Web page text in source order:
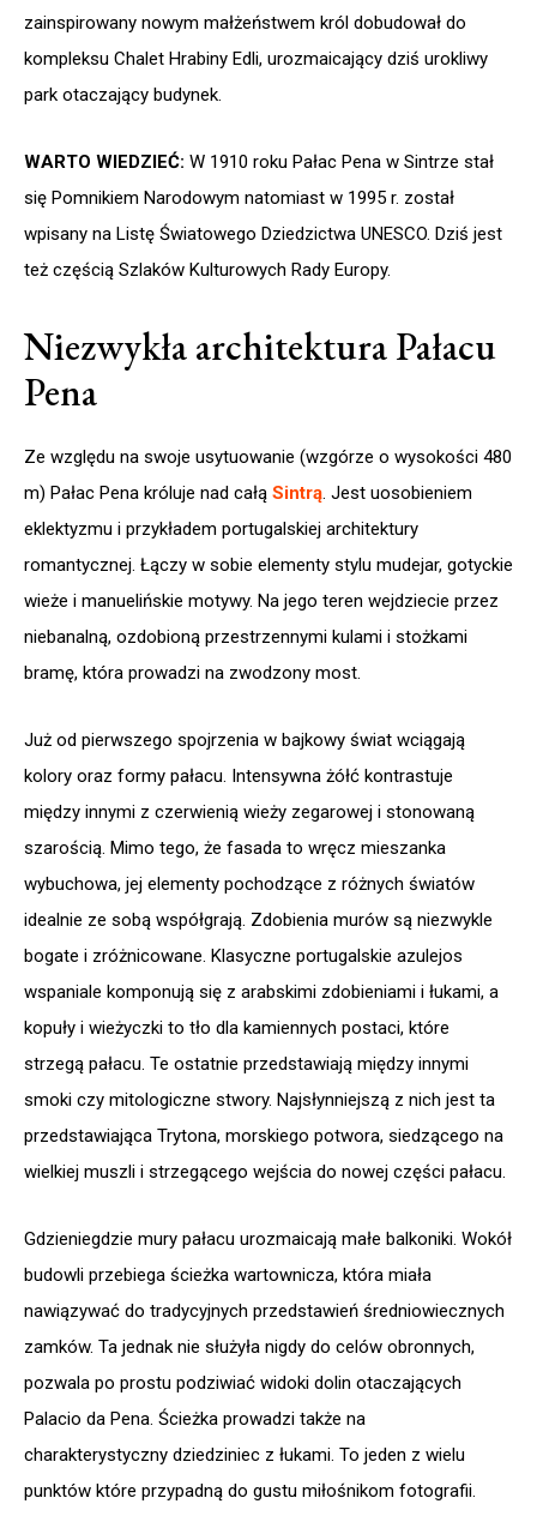
zainspirowany nowym małżeństwem król dobudował do
kompleksu Chalet Hrabiny Edli, urozmaicający dziś urokliwy
park otaczający budynek.
WARTO WIEDZIEĆ: W 1910 roku Pałac Pena w Sintrze stał
się Pomnikiem Narodowym natomiast w 1995 r. został
wpisany na Listę Światowego Dziedzictwa UNESCO. Dziś jest
też częścią Szlaków Kulturowych Rady Europy.
Niezwykła architektura Pałacu
Pena
Ze względu na swoje usytuowanie (wzgórze o wysokości 480
m) Pałac Pena króluje nad całą Sintrą. Jest uosobieniem
eklektyzmu i przykładem portugalskiej architektury
romantycznej. Łączy w sobie elementy stylu mudejar, gotyckie
wieże i manuelińskie motywy. Na jego teren wejdziecie przez
niebanalną, ozdobioną przestrzennymi kulami i stożkami
bramę, która prowadzi na zwodzony most.
Już od pierwszego spojrzenia w bajkowy świat wciągają
kolory oraz formy pałacu. Intensywna żółć kontrastuje
między innymi z czerwienią wieży zegarowej i stonowaną
szarością. Mimo tego, że fasada to wręcz mieszanka
wybuchowa, jej elementy pochodzące z różnych światów
idealnie ze sobą współgrają. Zdobienia murów są niezwykle
bogate i zróżnicowane. Klasyczne portugalskie azulejos
wspaniale komponują się z arabskimi zdobieniami i łukami, a
kopuły i wieżyczki to tło dla kamiennych postaci, które
strzegą pałacu. Te ostatnie przedstawiają między innymi
smoki czy mitologiczne stwory. Najsłynniejszą z nich jest ta
przedstawiająca Trytona, morskiego potwora, siedzącego na
wielkiej muszli i strzegącego wejścia do nowej części pałacu.
Gdzieniegdzie mury pałacu urozmaicają małe balkoniki. Wokół
budowli przebiega ścieżka wartownicza, która miała
nawiązywać do tradycyjnych przedstawień średniowiecznych
zamków. Ta jednak nie służyła nigdy do celów obronnych,
pozwala po prostu podziwiać widoki dolin otaczających
Palacio da Pena. Ścieżka prowadzi także na
charakterystyczny dziedziniec z łukami. To jeden z wielu
punktów które przypadną do gustu miłośnikom fotografii.